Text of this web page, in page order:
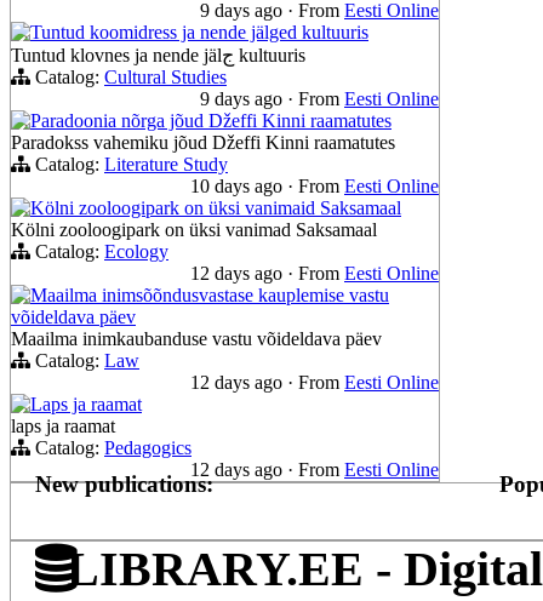
9 days ago · From Eesti Online
Tuntud koomidress ja nende jälged kultuuris
Tuntud klovnes ja nende jälج kultuuris
Catalog: Cultural Studies
9 days ago · From Eesti Online
Paradoonia nõrga jõud Džeffi Kinni raamatutes
Paradokss vahemiku jõud Džeffi Kinni raamatutes
Catalog: Literature Study
10 days ago · From Eesti Online
Kölni zooloogipark on üksi vanimaid Saksamaal
Kölni zooloogipark on üksi vanimad Saksamaal
Catalog: Ecology
12 days ago · From Eesti Online
Maailma inimsõõndusvastase kauplemise vastu
võideldava päev
Maailma inimkaubanduse vastu võideldava päev
Catalog: Law
12 days ago · From Eesti Online
Laps ja raamat
laps ja raamat
Catalog: Pedagogics
12 days ago · From Eesti Online
New publications:
LIBRARY.EE -